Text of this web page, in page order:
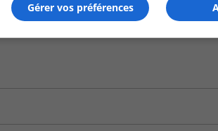
dans le cadre du Fonds des
(FCI).
Gérer vos préférences